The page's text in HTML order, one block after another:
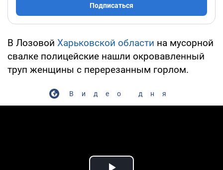
Подписаться
В Лозовой Харьковской области на мусорной
свалке полицейские нашли окровавленный
труп женщины с перерезанным горлом.
Видео дня